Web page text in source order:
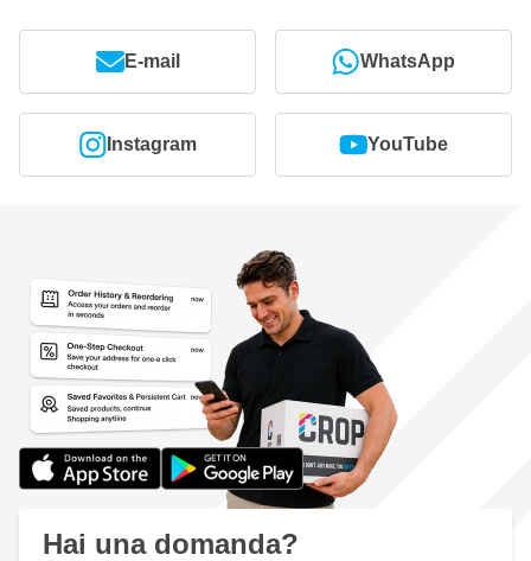
E-mail WhatsApp
Instagram YouTube
Hai una domanda?